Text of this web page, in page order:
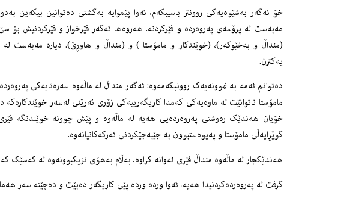
خۆ ئەگەر بەشێوەیەکی روونتر باسیبکەم، ئەوا پێموایە بەگشتی دەتوانین بیکەین
مەبەست لە پرۆسەی پەروەردە و فێرکردنە. هەروەها ئەگەر فێرخواز و فێرکردنیش بۆ
(منداڵ و بەخێوکەر)، (خوێندکار و مامۆستا ) و (منداڵ و هاوڕێ). دیارە مەبەست لە
یەکترن.
دەتوانم ئەمە بە نموونەیەک روونبکەمەوە: ئەگەر منداڵ لە ماڵەوە سەرەتایەکی
مامۆستا ناتوانێت لە ماوەیەکی کەمدا کاریگەرییەکی زۆری ئەرێنی لەسەر
خۆیان هەندێک رەوشتی پەروەردەیی هەیە لە ماڵەوە و پێش چوونە خوێندنگە فێری
گوێڕایەڵی مامۆستا و پەیوەستبوون بە جێبەجێکردنی ئەرکەکانیانەوە.
هەندێکجار لە ماڵەوە منداڵ فێری ئەوانە کراوە، بەڵام بەهۆی نزیکبوونەوە لە کەسێک کە
گرفت لە پەروەردەکردنیدا هەیە، ئەوا وردە وردە پێی کاریگەر دەبێت و دەچێتە سەر